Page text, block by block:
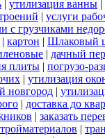
| утилизация ванны |
| услуги
с грузчиками
| картон | Шлаковый
| дачный
плиты | погрузо-
| утилизация
новгород |
| доставка до
| заказать
|